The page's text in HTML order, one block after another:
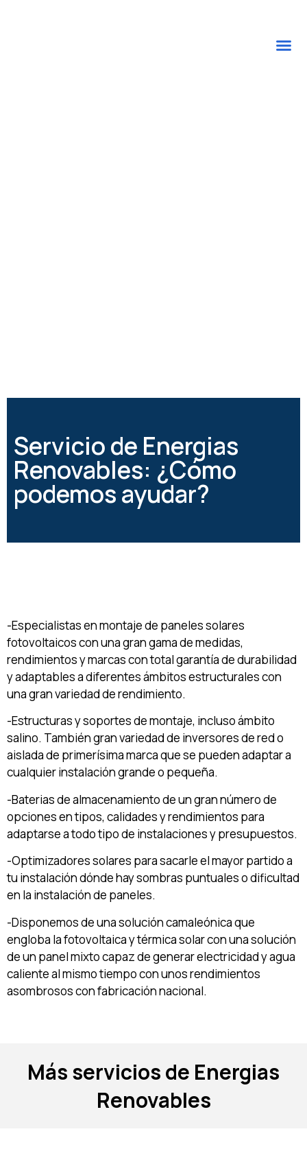
Servicio de Energias
Renovables: ¿Cómo
podemos ayudar?
-Especialistas en montaje de paneles solares
fotovoltaicos con una gran gama de medidas,
rendimientos y marcas con total garantía de durabilidad
y adaptables a diferentes ámbitos estructurales con
una gran variedad de rendimiento.
-Estructuras y soportes de montaje, incluso ámbito
salino. También gran variedad de inversores de red o
aislada de primerísima marca que se pueden adaptar a
cualquier instalación grande o pequeña.
-Baterias de almacenamiento de un gran número de
opciones en tipos, calidades y rendimientos para
adaptarse a todo tipo de instalaciones y presupuestos.
-Optimizadores solares para sacarle el mayor partido a
tu instalación dónde hay sombras puntuales o dificultad
en la instalación de paneles.
-Disponemos de una solución camaleónica que
engloba la fotovoltaica y térmica solar con una solución
de un panel mixto capaz de generar electricidad y agua
caliente al mismo tiempo con unos rendimientos
asombrosos con fabricación nacional.
Más servicios de Energias
Renovables